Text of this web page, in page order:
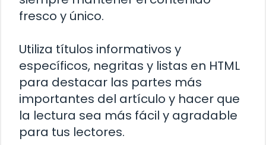
fresco y único.
Utiliza títulos informativos y
específicos, negritas y listas en HTML
para destacar las partes más
importantes del artículo y hacer que
la lectura sea más fácil y agradable
para tus lectores.